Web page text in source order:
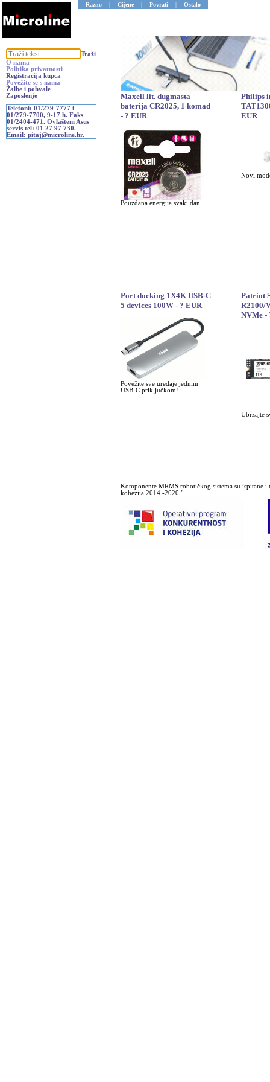
Razno | Cijene | Povrati | Ostalo
Traži
O nama
Politika privatnosti
Registracija kupca
Povežite se s nama
Žalbe i pohvale
Zaposlenje
Telefoni: 01/279-7777 i
01/279-7700, 9-17 h. Faks
01/2404-471. Ovlašteni Asus
servis tel: 01 27 97 730.
Email: pitaj@microline.hr.
Maxell lit. dugmasta
baterija CR2025, 1 komad
- ? EUR
Pouzdana energija svaki dan.
Philips
EUR
Novi
Port docking 1X4K USB-C
5 devices 100W - ? EUR
Povežite sve uređaje jednim
USB-C priključkom!
Patriot
R2100/
NVMe -
Ubrzajte
Komponente MRMS robotičkog sistema su
kohezija 2014.-2020.".